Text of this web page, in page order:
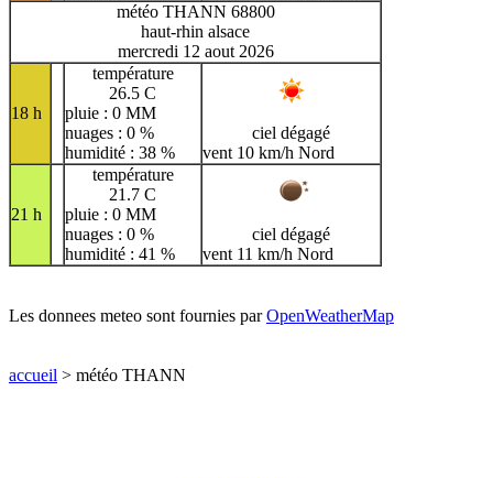
météo THANN 68800
haut-rhin alsace
mercredi 12 aout 2026
18 h
température
26.5 C
pluie : 0 MM
nuages : 0 %
humidité : 38 %
ciel dégagé
vent 10 km/h Nord
21 h
température
21.7 C
pluie : 0 MM
nuages : 0 %
humidité : 41 %
ciel dégagé
vent 11 km/h Nord
Les donnees meteo sont fournies parOpenWeatherMap
accueil > météo THANN